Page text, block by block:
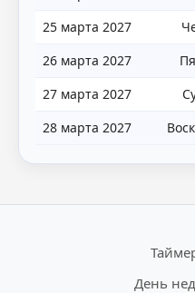
25 марта 2027
26 марта 2027
27 марта 2027
28 марта 2027
День